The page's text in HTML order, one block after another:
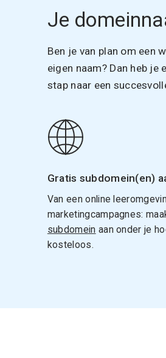
Je
Ben je van plan om een
eigen naam? Dan heb je
stap naar een
Gratis subdomein(en)
Van een online
marketingcampagnes:
subdomein aan onder je
kosteloos.